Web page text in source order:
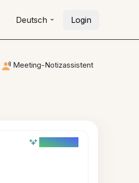
Deutsch Login
Meeting-Notizassistent
AI powered